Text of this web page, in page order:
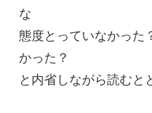
な
態度とっていなかった
かった？
と内省しながら読むと